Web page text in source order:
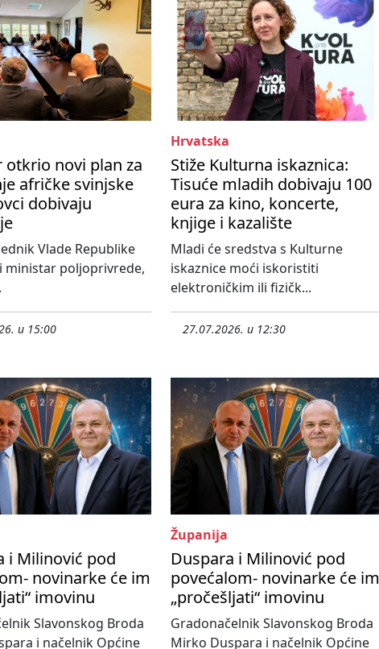
otkrio novi plan za
afričke svinjske
dobivaju
Vlade Republike
ministar poljoprivrede,
u 15:00
Hrvatska
Stiže Kulturna iskaznica:
Tisuće mladih dobivaju 100
eura za kino, koncerte,
knjige i kazalište
Mladi će sredstva s Kulturne
iskaznice moći iskoristiti
elektroničkim ili fizičk...
27.07.2026. u 12:30
i Milinović pod
novinarke će im
imovinu
Slavonskog Broda
i načelnik Općine
Županija
Duspara i Milinović pod
povećalom- novinarke će im
„pročešljati“ imovinu
Gradonačelnik Slavonskog Broda
Mirko Duspara i načelnik Općine